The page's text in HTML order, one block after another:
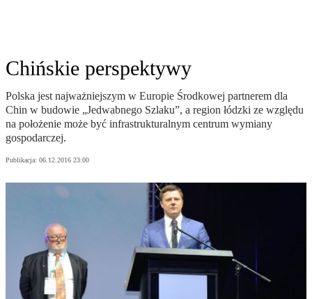
Chińskie perspektywy
Polska jest najważniejszym w Europie Środkowej partnerem dla
Chin w budowie „Jedwabnego Szlaku”, a region łódzki ze względu
na położenie może być infrastrukturalnym centrum wymiany
gospodarczej.
Publikacja: 06.12.2016 23:00